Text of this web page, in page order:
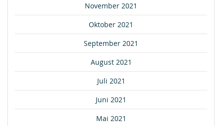
November 2021
Oktober 2021
September 2021
August 2021
Juli 2021
Juni 2021
Mai 2021